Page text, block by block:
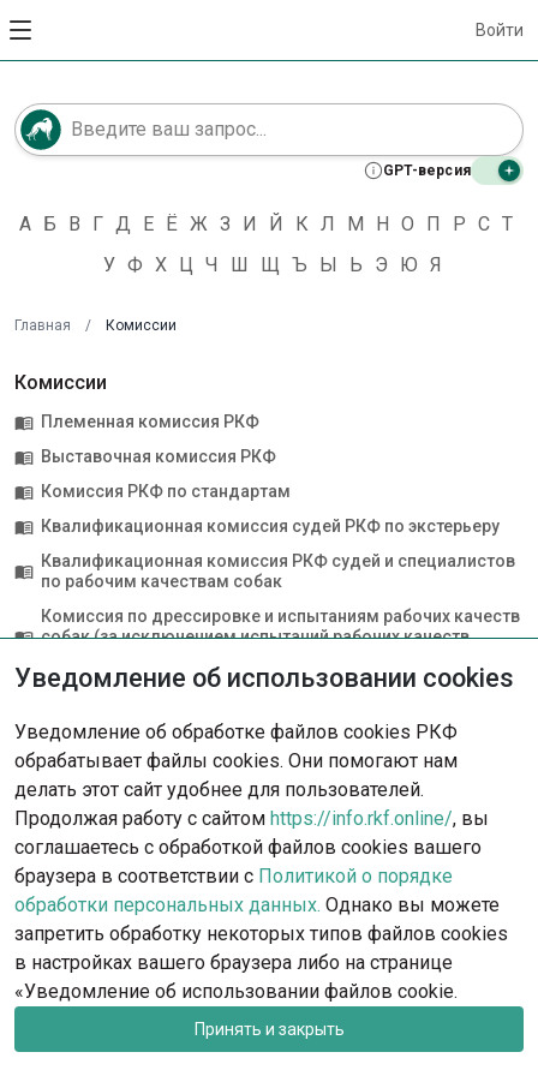
Войти
GPT-версия
А Б В Г Д Е Ё Ж З И Й К Л М Н О П Р С Т
У Ф Х Ц Ч Ш Щ Ъ Ы Ь Э Ю Я
Главная / Комиссии
Комиссии
menu_book Племенная комиссия РКФ
menu_book Выставочная комиссия РКФ
menu_book Комиссия РКФ по стандартам
menu_book Квалификационная комиссия судей РКФ по экстерьеру
menu_book
Квалификационная комиссия РКФ судей и специалистов
по рабочим качествам собак
menu_book
Комиссия по дрессировке и испытаниям рабочих качеств
собак (за исключением испытаний рабочих качеств
menu_book
Комиссия РКФ по рабочим качествам охотничьих собак
menu_book Комиссия РКФ по ветеринарии
rkf@rkf.org.ru
Москва, ул. Гостиничная, д.9
Запись на посещение офиса РКФ и федераций
Уведомление об использовании cookies
Уведомление об обработке файлов cookies РКФ
обрабатывает файлы cookies. Они помогают нам
делать этот сайт удобнее для пользователей.
Продолжая работу с сайтом https://info.rkf.online/, вы
соглашаетесь с обработкой файлов cookies вашего
браузера в соответствии с Политикой о порядке
обработки персональных данных. Однако вы можете
запретить обработку некоторых типов файлов cookies
в настройках вашего браузера либо на странице
«Уведомление об использовании файлов cookie.
Принять и закрыть